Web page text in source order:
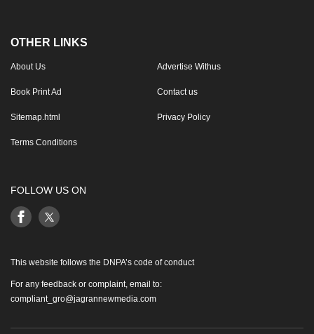
OTHER LINKS
About Us Advertise Withus
Book Print Ad Contact us
Sitemap.html Privacy Policy
Terms Conditions
FOLLOW US ON
This website follows the DNPA’s code of conduct
For any feedback or complaint, email to:
compliant_gro@jagrannewmedia.com